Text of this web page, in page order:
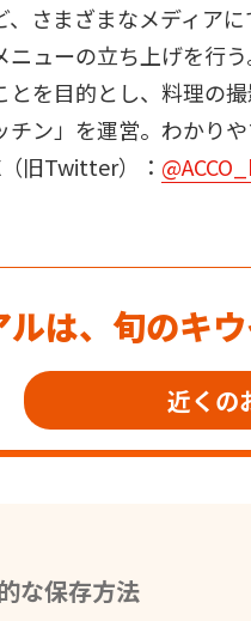
、さまざまなメディア
ニューの立ち上げを行
とを目的とし、料理の
チン」を運営。わかり
旧Twitter）：
ルは、旬のキ
近くの
な保存方法